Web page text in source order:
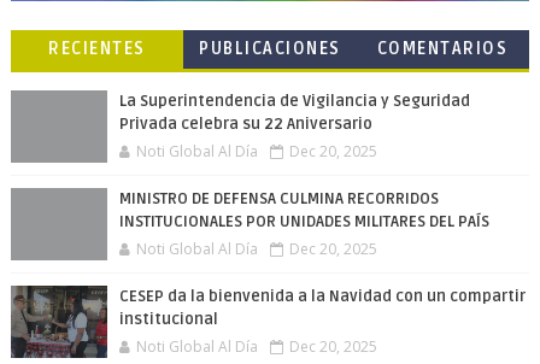
RECIENTES
PUBLICACIONES
COMENTARIOS
La Superintendencia de Vigilancia y Seguridad
Privada celebra su 22 Aniversario
Noti Global Al Día Dec 20, 2025
MINISTRO DE DEFENSA CULMINA RECORRIDOS
INSTITUCIONALES POR UNIDADES MILITARES DEL PAÍS
Noti Global Al Día Dec 20, 2025
CESEP da la bienvenida a la Navidad con un compartir
institucional
Noti Global Al Día Dec 20, 2025